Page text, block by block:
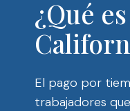
¿Qué
El pago por
trabajadores